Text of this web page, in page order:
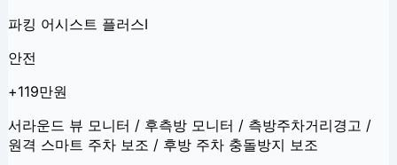
파킹 어시스트 플러스Ⅰ
안전
+119만원
서라운드 뷰 모니터 / 후측방 모니터 / 측방주차거리경고 /
원격 스마트 주차 보조 / 후방 주차 충돌방지 보조